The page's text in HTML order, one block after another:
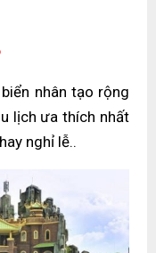
nhân tạo rộng
lịch ưa thích nhất
nghỉ lễ..